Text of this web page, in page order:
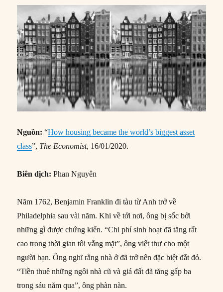
Nguồn:“How housing became the world’s biggest asset
class”, The Economist, 16/01/2020.
Biên dịch:Phan Nguyên
Năm 1762, Benjamin Franklin đi tàu từ Anh trở về
Philadelphia sau vài năm. Khi về tới nơi, ông bị sốc bởi
những gì được chứng kiến. “Chi phí sinh hoạt đã tăng rất
cao trong thời gian tôi vắng mặt”, ông viết thư cho một
người bạn. Ông nghĩ rằng nhà ở đã trở nên đặc biệt đắt đỏ.
“Tiền thuê những ngôi nhà cũ và giá đất đã tăng gấp ba
trong sáu năm qua”, ông phàn nàn.